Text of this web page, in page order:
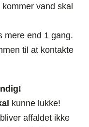
vand skal
mere end 1 gang.
til at kontakte
kunne lukke!
affaldet ikke